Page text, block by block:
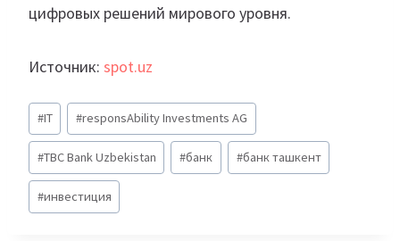
цифровых решений мирового уровня.
Источник: spot.uz
Метки
записи:
#IT #responsAbility Investments AG
#TBC Bank Uzbekistan #банк #банк ташкент
#инвестиция